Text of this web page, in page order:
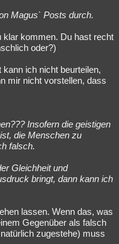
Magus` Posts durch.
klar kommen. Du hast recht
oder?)
ich nicht beurteilen,
mir nicht vorstellen, dass
Insofern die geistigen
die Menschen zu
falsch.
Gleichheit und
bringt, dann kann ich
lassen. Wenn das, was
Gegenüber als falsch
zugestehe) muss